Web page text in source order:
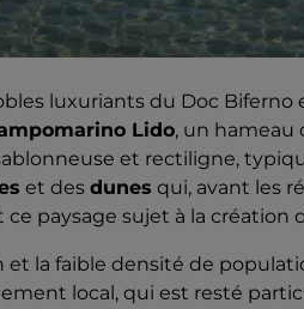
luxuriants du Doc Biferno
Lido, un hameau
et rectiligne,
et des dunes qui, avant les
ce paysage sujet à la création
et la faible densité de
local, qui est resté